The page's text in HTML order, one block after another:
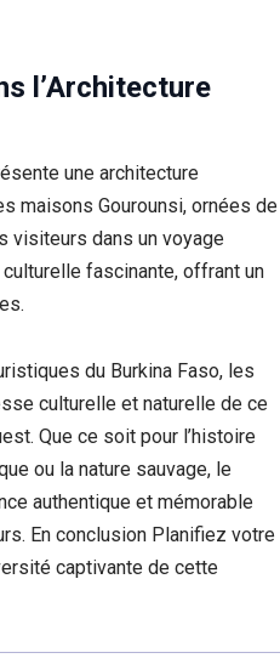
l’Architecture
une architecture
maisons Gourounsi, ornées de
visiteurs dans un voyage
fascinante, offrant un
du Burkina Faso, les
culturelle et naturelle de ce
Que ce soit pour l’histoire
ou la nature sauvage, le
authentique et mémorable
En conclusion Planifiez votre
captivante de cette